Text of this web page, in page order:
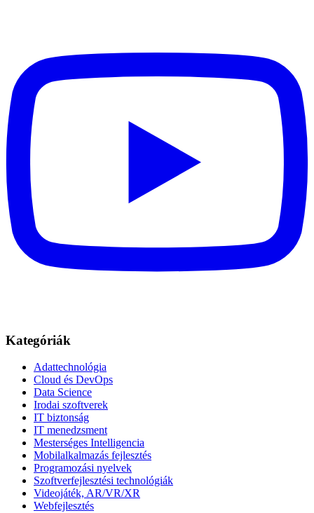
Kategóriák
Adattechnológia
Cloud és DevOps
Data Science
Irodai szoftverek
IT biztonság
IT menedzsment
Mesterséges Intelligencia
Mobilalkalmazás fejlesztés
Programozási nyelvek
Szoftverfejlesztési technológiák
Videojáték, AR/VR/XR
Webfejlesztés